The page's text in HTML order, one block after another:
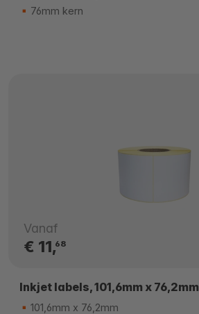
76mm kern
Vanaf
€ 11,68
Inkjet labels, 101,6mm x 76,2mm
101,6mm x 76,2mm